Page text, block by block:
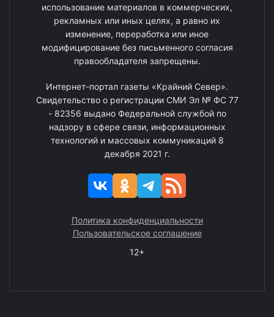
использование материалов в коммерческих,
рекламных или иных целях, а равно их
изменение, переработка или иное
модифицирование без письменного согласия
правообладателя запрещены.
Интернет-портал газеты «Крайний Север».
Свидетельство о регистрации СМИ Эл № ФС 77
- 82356 выдано Федеральной службой по
надзору в сфере связи, информационных
технологий и массовых коммуникаций 8
декабря 2021 г.
Политика конфиденциальности
Пользовательское соглашение
12+